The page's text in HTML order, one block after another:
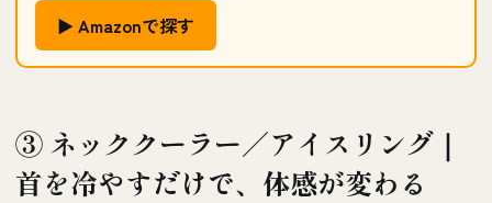
▶ Amazonで探す
③ ネッククーラー／アイスリング｜
首を冷やすだけで、体感が変わる